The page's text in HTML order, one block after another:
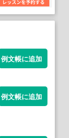
例文帳に追加
例文帳に追加